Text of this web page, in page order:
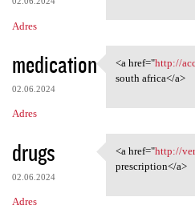
Adres
medication
02.06.2024
Adres
<a
<a href="http://
south africa</a>
drugs
02.06.2024
Adres
<a
<a href="http://
prescription</a>